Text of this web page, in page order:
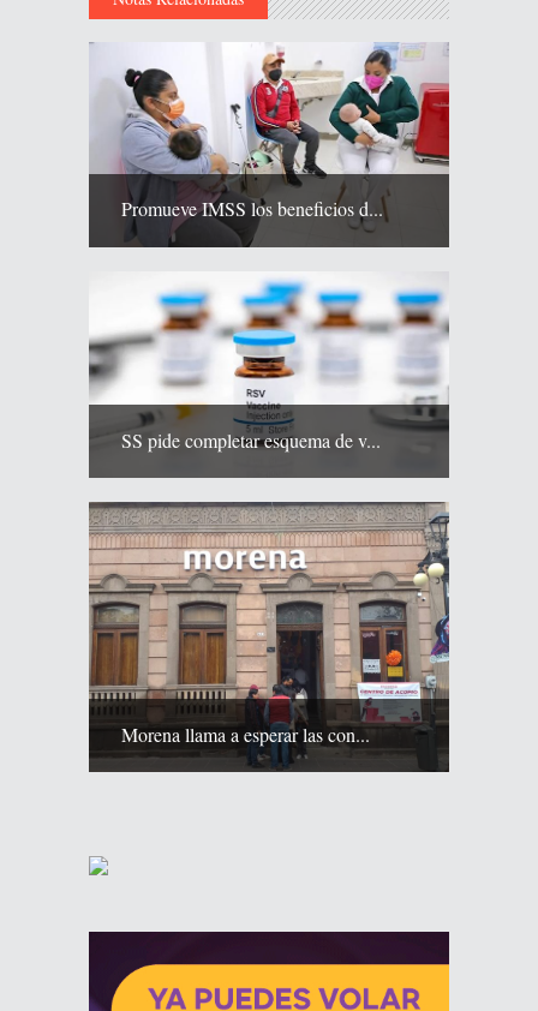
Promueve IMSS los beneficios d...
SS pide completar esquema de v...
Morena llama a esperar las con...